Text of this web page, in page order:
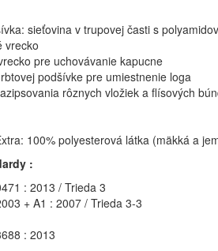
sieťovina v trupovej časti s
vrecko
pre uchovávanie kapucne
podšívke pre umiestnenie loga
rôznych vložiek a flísových
100% polyesterová látka (mäkká a
:
: 2013 / Trieda 3
+ A1 : 2007 / Trieda 3-3
: 2013